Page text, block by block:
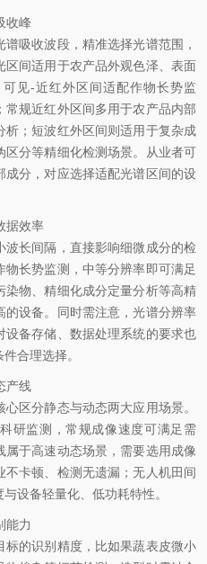
收峰
吸收波段，精准选择光谱范围，
区间适用于农产品外观色泽、表面
可见-近红外区间适配作物长势监
规近红外区间多用于农产品内部
；短波红外区间则适用于复杂成
分等精细化检测场景。从业者可
分，对应选择适配光谱区间的设
据效率
长间隔，直接影响细微成分的检
长势监测，中等分辨率即可满足
物、精细化成分定量分析等高精
的设备。同时需注意，光谱分辨率
设备存储、数据处理系统的要求也
合理选择。
产线
区分静态与动态两大应用场景。
研监测，常规成像速度可满足需
于高速动态场景，需要选用成像
卡顿、检测无遗漏；无人机田间
设备轻量化、低功耗特性。
能力
标的识别精度，比如果蔬表皮微小